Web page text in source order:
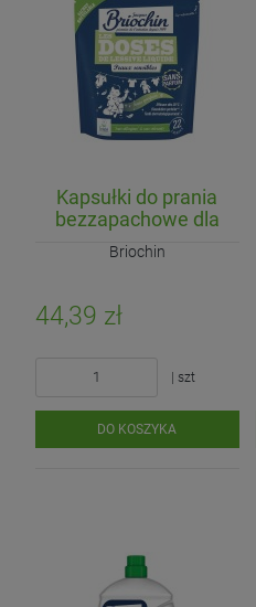
Kapsułki do prania
bezzapachowe dla
skóry wrażliwej (22
szt.)
Briochin
44,39 zł
| szt
DO KOSZYKA